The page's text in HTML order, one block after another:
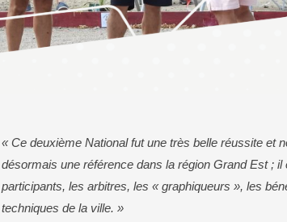
Bureaux de vote
Calendrier des élections
Police
Le CHI
À vélo
Aides pour
Aides pour
Aides pour
« Ce deuxième National fut une très belle réussite et
désormais une référence dans la région Grand Est ;
participants, les arbitres, les « graphiqueurs », les
techniques de la ville. »